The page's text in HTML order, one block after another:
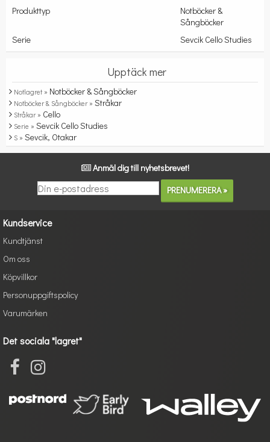
Produkttyp
Notböcker &
Sångböcker
Serie
Sevcik Cello Studies
Upptäck mer
Notlagret » Notböcker & Sångböcker
Notböcker & Sångböcker » Stråkar
Stråkar » Cello
Serie » Sevcik Cello Studies
S » Sevcik, Otakar
Anmäl dig till nyhetsbrevet!
Kundservice
Kundtjänst
Om oss
Köpvillkor
Personuppgiftspolicy
Varumärken
Det sociala "lagret"